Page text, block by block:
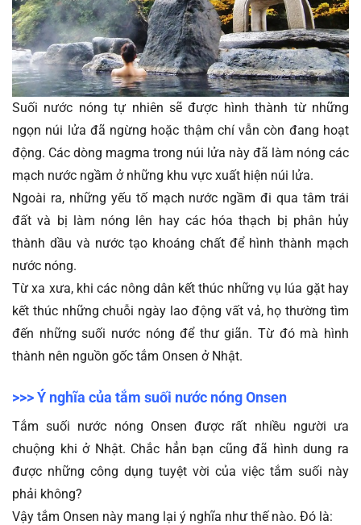
Suối nước nóng tự nhiên sẽ được hình thành từ những
ngọn núi lửa đã ngừng hoặc thậm chí vẫn còn đang hoạt
động. Các dòng magma trong núi lửa này đã làm nóng các
mạch nước ngầm ở những khu vực xuất hiện núi lửa.
Ngoài ra, những yếu tố mạch nước ngầm đi qua tâm trái
đất và bị làm nóng lên hay các hóa thạch bị phân hủy
thành dầu và nước tạo khoáng chất để hình thành mạch
nước nóng.
Từ xa xưa, khi các nông dân kết thúc những vụ lúa gặt hay
kết thúc những chuỗi ngày lao động vất vả, họ thường tìm
đến những suối nước nóng để thư giãn. Từ đó mà hình
thành nên nguồn gốc tắm Onsen ở Nhật.
>>> Ý nghĩa của tắm suối nước nóng Onsen
Tắm suối nước nóng Onsen được rất nhiều người ưa
chuộng khi ở Nhật. Chắc hẳn bạn cũng đã hình dung ra
được những công dụng tuyệt vời của việc tắm suối này
phải không?
Vậy tắm Onsen này mang lại ý nghĩa như thế nào. Đó là: